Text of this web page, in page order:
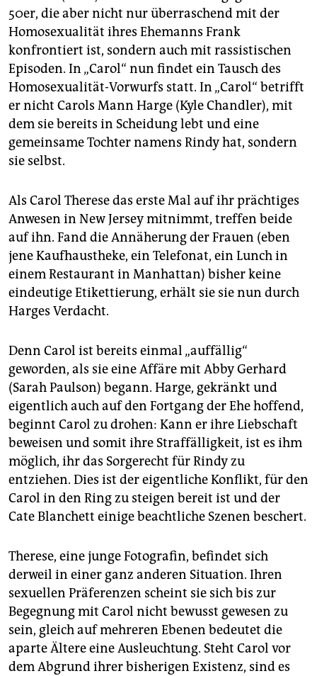
50er, die aber nicht nur überraschend mit der
Homosexualität ihres Ehemanns Frank
konfrontiert ist, sondern auch mit rassistischen
Episoden. In „Carol“ nun findet ein Tausch des
Homosexualität-Vorwurfs statt. In „Carol“ betrifft
er nicht Carols Mann Harge (Kyle Chandler), mit
dem sie bereits in Scheidung lebt und eine
gemeinsame Tochter namens Rindy hat, sondern
sie selbst.
Als Carol Therese das erste Mal auf ihr prächtiges
Anwesen in New Jersey mitnimmt, treffen beide
auf ihn. Fand die Annäherung der Frauen (eben
jene Kaufhaustheke, ein Telefonat, ein Lunch in
einem Restaurant in Manhattan) bisher keine
eindeutige Etikettierung, erhält sie sie nun durch
Harges Verdacht.
Denn Carol ist bereits einmal „auffällig“
geworden, als sie eine Affäre mit Abby Gerhard
(Sarah Paulson) begann. Harge, gekränkt und
eigentlich auch auf den Fortgang der Ehe hoffend,
beginnt Carol zu drohen: Kann er ihre Liebschaft
beweisen und somit ihre Straffälligkeit, ist es ihm
möglich, ihr das Sorgerecht für Rindy zu
entziehen. Dies ist der eigentliche Konflikt, für den
Carol in den Ring zu steigen bereit ist und der
Cate Blanchett einige beachtliche Szenen beschert.
Therese, eine junge Fotografin, befindet sich
derweil in einer ganz anderen Situation. Ihren
sexuellen Präferenzen scheint sie sich bis zur
Begegnung mit Carol nicht bewusst gewesen zu
sein, gleich auf mehreren Ebenen bedeutet die
aparte Ältere eine Ausleuchtung. Steht Carol vor
dem Abgrund ihrer bisherigen Existenz, sind es